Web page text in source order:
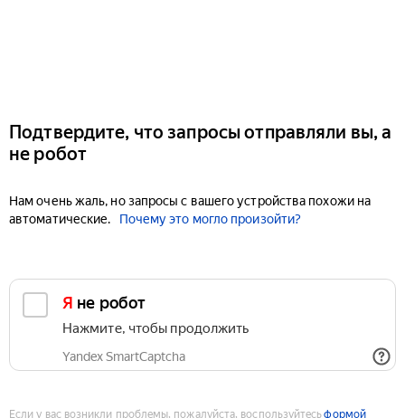
Подтвердите, что запросы отправляли вы, а
не робот
Нам очень жаль, но запросы с вашего устройства похожи на
автоматические.
Почему это могло произойти?
Я не робот
Нажмите, чтобы продолжить
Yandex SmartCaptcha
Если у вас возникли проблемы, пожалуйста, воспользуйтесьформой